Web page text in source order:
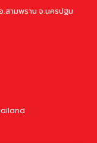
สามพราน จ.นครปฐม